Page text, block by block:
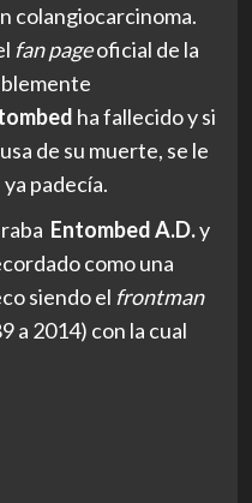
colangiocarcinoma.
fan pageoficial de la
ha fallecido y si
de su muerte, se le
padecía.
Entombed A.D.y
como una
siendo el frontman
a 2014) con la cual